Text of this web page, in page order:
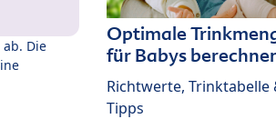
Die
Optimale
für Babys
Richtwerte, Trinktabelle
Tipps